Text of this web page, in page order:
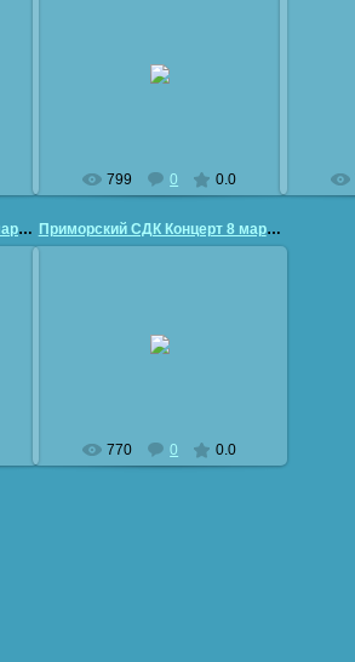
799 0 0.0
Приморский СДК Концерт 8 марта Приморский СДК Концерт 8 марта
770 0 0.0